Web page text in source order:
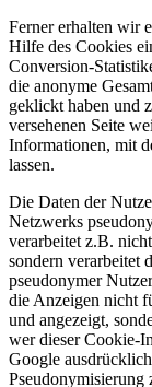
Ferner erhalten wir
Hilfe des Cookies
Conversion-
die anonyme
geklickt haben und
versehenen Seite
Informationen, mit
lassen.
Die Daten der
Netzwerks
verarbeitet z.B.
sondern verarbeitet
pseudonymer
die Anzeigen nicht
und angezeigt,
wer dieser Cookie-
Google
Pseudonymisierung